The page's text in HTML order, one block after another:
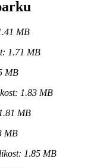
MB
1.71 MB
MB
1.83 MB
MB
MB
1.85 MB